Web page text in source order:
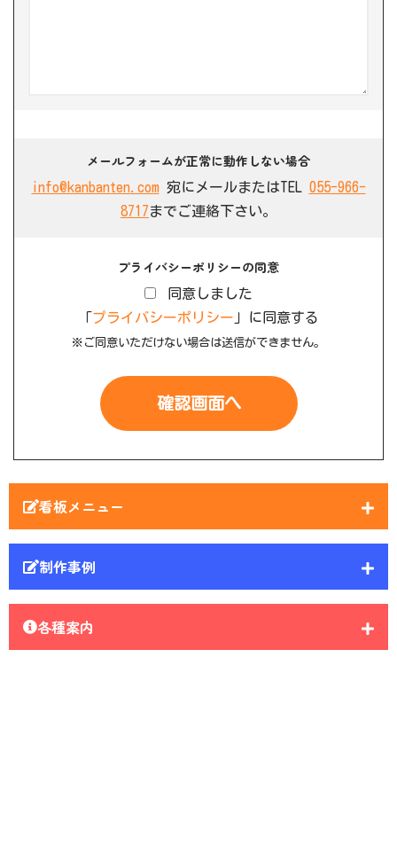
看板メニュー
制作事例
各種案内
メールフォームが正常に動作しない場合
info@kanbanten.com宛にメールまたはTEL 055-966-
8717までご連絡下さい。
プライバシーポリシーの同意
同意しました
「プライバシーポリシー 」に同意する
※ご同意いただけない場合は送信ができません。